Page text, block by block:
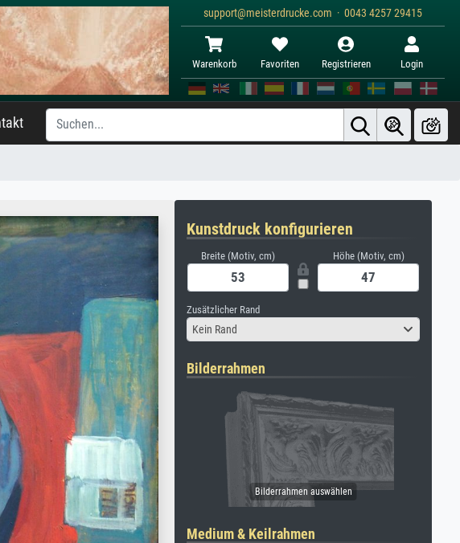
support@meisterdrucke.com · 0043 4257 29415
Warenkorb Favoriten Registrieren Login
Kunstdruck konfigurieren
Breite (Motiv, cm) Höhe (Motiv, cm)
Zusätzlicher Rand
Kein Rand
Bilderrahmen
Medium & Keilrahmen